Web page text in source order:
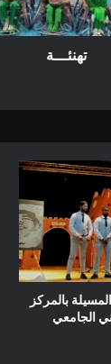
تهنئـــة
بالمركز
الجامعي